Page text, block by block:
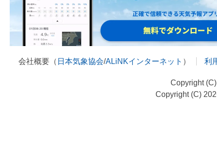
会社概要（ 日本気象協会/ALiNKインターネット ） 利
Copyright
Copyright (C)